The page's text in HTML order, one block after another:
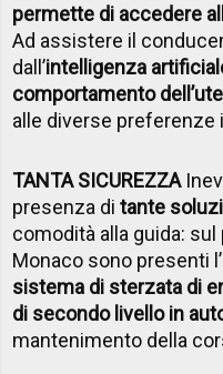
permette di accedere
Ad assistere il
dall’intelligenza
comportamento
alle diverse preferenze
TANTA SICUREZZA
presenza ditante
comodità alla guida:
Monaco sono presenti
sistema di sterzata di
di secondo livello in
mantenimento della